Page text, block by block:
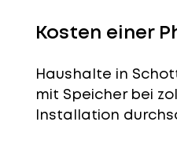
Kosten einer
Haushalte in
mit Speicher bei
Installation